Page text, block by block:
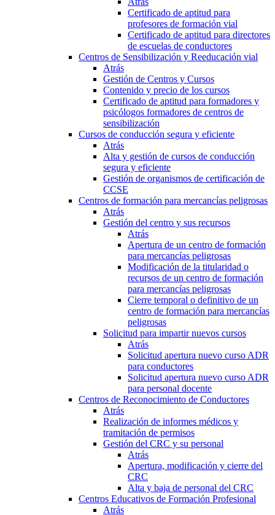
Certificado de aptitud para
profesores de formación vial
Certificado de aptitud para directores
de escuelas de conductores
Centros de Sensibilización y Reeducación vial
Atrás
Gestión de Centros y Cursos
Contenido y precio de los cursos
Certificado de aptitud para formadores y
psicólogos formadores de centros de
sensibilización
Cursos de conducción segura y eficiente
Atrás
Alta y gestión de cursos de conducción
segura y eficiente
Gestión de organismos de certificación de
CCSE
Centros de formación para mercancías peligrosas
Atrás
Gestión del centro y sus recursos
Atrás
Apertura de un centro de formación
para mercancías peligrosas
Modificación de la titularidad o
recursos de un centro de formación
para mercancías peligrosas
Cierre temporal o definitivo de un
centro de formación para mercancías
peligrosas
Solicitud para impartir nuevos cursos
Atrás
Solicitud apertura nuevo curso ADR
para conductores
Solicitud apertura nuevo curso ADR
para personal docente
Centros de Reconocimiento de Conductores
Atrás
Realización de informes médicos y
tramitación de permisos
Gestión del CRC y su personal
Atrás
Apertura, modificación y cierre del
CRC
Alta y baja de personal del CRC
Centros Educativos de Formación Profesional
Atrás